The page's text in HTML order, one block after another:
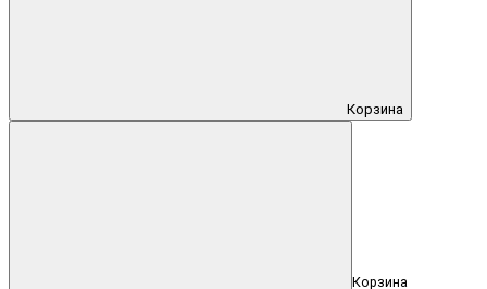
Корзина
Корзина